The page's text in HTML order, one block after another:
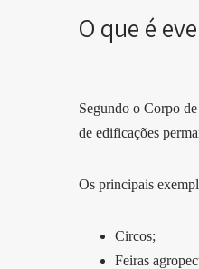
O que é
Segundo o Corpo
de edificações
Os principais
Circos;
Feiras